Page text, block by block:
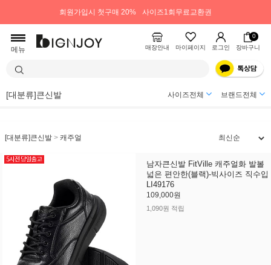
회원가입시 첫구매 20% 사이즈1회무료교환권
메뉴 매장안내 마이페이지 로그인
0
장바구니
[대분류]큰신발 사이즈전체 브랜드전체
[대분류]큰신발 > 캐주얼
남자큰신발 FitVille 캐주얼화 발볼
넓은 편안한(블랙)-빅사이즈 직수입
LI49176
109,000원
1,090원 적립